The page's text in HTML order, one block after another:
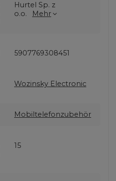
Hurtel Sp. z
o.o.
Mehr
5907769308451
Wozinsky Electronic
Mobiltelefonzubehör
15